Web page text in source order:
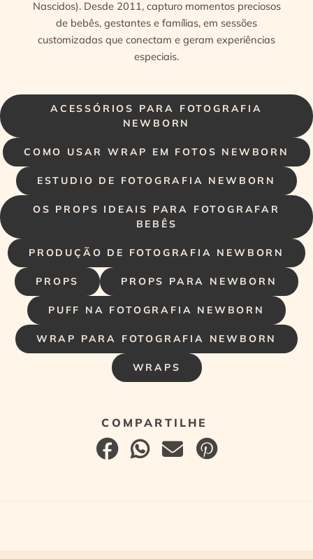
ACESSÓRIOS PARA FOTOGRAFIA
NEWBORN
COMO USAR WRAP EM FOTOS NEWBORN
ESTUDIO DE FOTOGRAFIA NEWBORN
OS PROPS IDEAIS PARA FOTOGRAFAR
BEBÊS
PRODUÇÃO DE FOTOGRAFIA NEWBORN
PROPS PROPS PARA NEWBORN
PUFF NA FOTOGRAFIA NEWBORN
WRAP PARA FOTOGRAFIA NEWBORN
WRAPS
Nascidos). Desde 2011, capturo momentos preciosos
de bebês, gestantes e famílias, em sessões
customizadas que conectam e geram experiências
especiais.